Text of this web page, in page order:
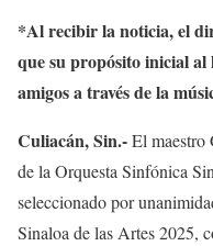
*Al recibir la noticia, el
que su propósito inicial al
amigos a través de la
Culiacán, Sin.-El maestro
de la Orquesta Sinfónica
seleccionado por
Sinaloa de las Artes 2025,